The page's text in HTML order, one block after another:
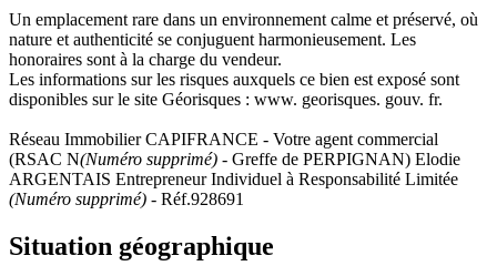
Un emplacement rare dans un environnement calme et préservé, où
nature et authenticité se conjuguent harmonieusement. Les
honoraires sont à la charge du vendeur.
Les informations sur les risques auxquels ce bien est exposé sont
disponibles sur le site Géorisques : www. georisques. gouv. fr.
Réseau Immobilier CAPIFRANCE - Votre agent commercial
(RSAC N(Numéro supprimé) - Greffe de PERPIGNAN) Elodie
ARGENTAIS Entrepreneur Individuel à Responsabilité Limitée
(Numéro supprimé) - Réf.928691
Situation géographique